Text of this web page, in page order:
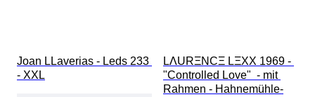
Joan LLaverias - Leds 233
- XXL
LΛURΞNCΞ LΞXX 1969 -
"Controlled Love"  - mit
Rahmen - Hahnemühle-